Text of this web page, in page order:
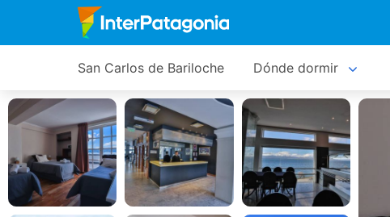
San Carlos de Bariloche Dónde dormir